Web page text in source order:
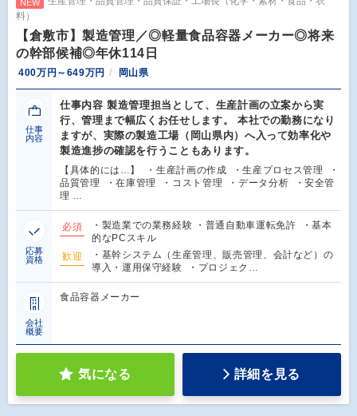
NEW
料）
【倉敷市】製造管理／◎軽量食品容器メーカー◎将来
の幹部候補◎年休114日
400万円～649万円 岡山県
仕事
内容
仕事内容 製造管理担当として、生産計画の立案から実
行、管理まで幅広くお任せします。 本社での勤務になり
ますが、実際の製造工場（岡山県内）へ入って効率化や
製造進捗の確認を行うこともあります。
【具体的には…】 ・生産計画の作成 ・生産プロセス管理 ・
品質管理 ・在庫管理 ・コスト管理 ・データ分析 ・安全管
理 …
応募
資格
必須
・製造業での業務経験 ・普通自動車運転免許 ・基本
的なPCスキル
歓迎
・基幹システム（生産管理、販売管理、会計など）の
導入・運用保守経験 ・プロジェク…
会社
概要
食品容器メーカー
気になる 詳細を見る